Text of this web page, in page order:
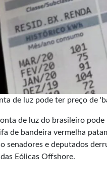
de luz pode ter preço de
de luz do brasileiro
de bandeira vermelha
senadores e deputados
das Eólicas Offshore.